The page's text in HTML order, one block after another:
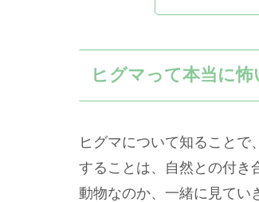
ヒグマって本当に怖
ヒグマについて知ること
することは、自然との付き
動物なのか、一緒に見てい